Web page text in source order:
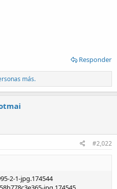
Responder
más.
#2,022